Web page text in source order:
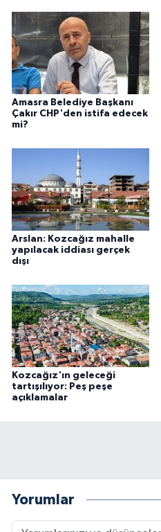
Amasra Belediye Başkanı
Çakır CHP'den istifa edecek
mi?
Arslan: Kozcağız mahalle
yapılacak iddiası gerçek
dışı
Kozcağız'ın geleceği
tartışılıyor: Peş peşe
açıklamalar
Yorumlar